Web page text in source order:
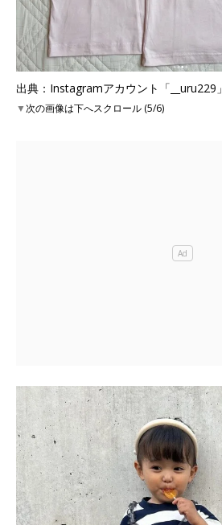
出典：Instagramアカウント「__uru229」
▼次の画像は下へスクロール (5/6)